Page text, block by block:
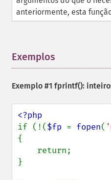
anteriormente, esta
Exemplos
Exemplo #1 fprintf():
if (!($fp = fopen(
{
}